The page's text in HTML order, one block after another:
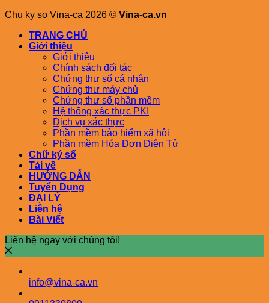
Chu ky so Vina-ca 2026 © Vina-ca.vn
TRANG CHỦ
Giới thiệu
Giới thiệu
Chính sách đối tác
Chứng thư số cá nhân
Chứng thư máy chủ
Chứng thư số phần mềm
Hệ thống xác thực PKI
Dịch vụ xác thực
Phần mềm bảo hiểm xã hội
Phần mềm Hóa Đơn Điện Tử
Chữ ký số
Tải về
HƯỚNG DẪN
Tuyển Dụng
ĐẠI LÝ
Liên hệ
Bài Viết
Liên hệ ngay với chúng tôi!
info@vina-ca.vn